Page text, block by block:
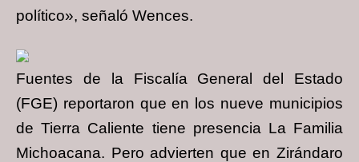
político», señaló Wences.
Fuentes de la Fiscalía General del Estado
(FGE) reportaron que en los nueve municipios
de Tierra Caliente tiene presencia La Familia
Michoacana. Pero advierten que en Zirándaro